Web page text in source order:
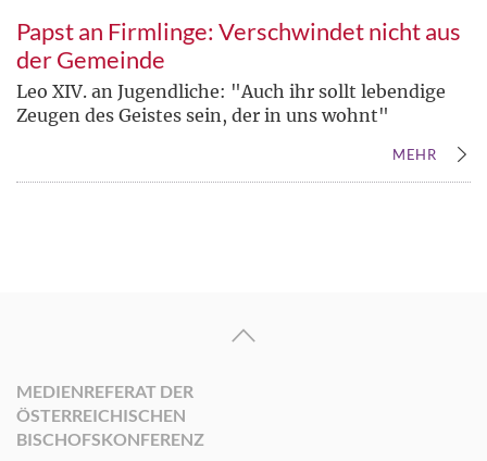
Papst an Firmlinge: Verschwindet nicht aus
der Gemeinde
Leo XIV. an Jugendliche: "Auch ihr sollt lebendige
Zeugen des Geistes sein, der in uns wohnt"
MEHR
MEDIENREFERAT DER
ÖSTERREICHISCHEN
BISCHOFSKONFERENZ